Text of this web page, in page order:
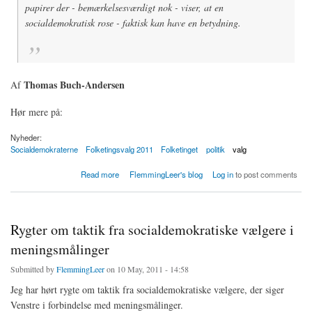
papirer der - bemærkelsesværdigt nok - viser, at en
socialdemokratisk rose - faktisk kan have en betydning.
AfThomas Buch-Andersen
Hør mere på:
Nyheder:
Socialdemokraterne
Folketingsvalg 2011 Folketinget politik valg
Read more
about Dør til dør: Dørklokke stemning får måske modstandernes sofavælgere til
FlemmingLeer's blog Log into post comments
Rygter om taktik fra socialdemokratiske vælgere i
meningsmålinger
Submitted byFlemmingLeeron 10 May, 2011 - 14:58
Jeg har hørt rygte om taktik fra socialdemokratiske vælgere, der siger
Venstre i forbindelse med meningsmålinger.